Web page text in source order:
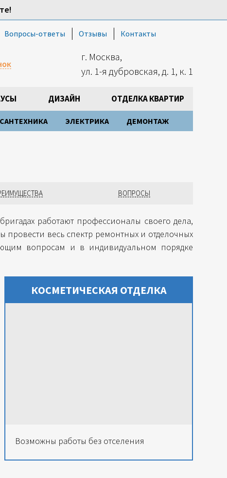
Вопросы-ответы Отзывы Контакты
г. Москва,
ул. 1-я дубровская, д. 1, к. 1
САНТЕХНИКА ЭЛЕКТРИКА ДЕМОНТАЖ
ДИЗАЙН ОТДЕЛКА КВАРТИР
ВОПРОСЫ
работают профессионалы своего дела,
провести весь спектр ремонтных и отделочных
вопросам и в индивидуальном порядке
КОСМЕТИЧЕСКАЯ ОТДЕЛКА
Возможны работы без отселения